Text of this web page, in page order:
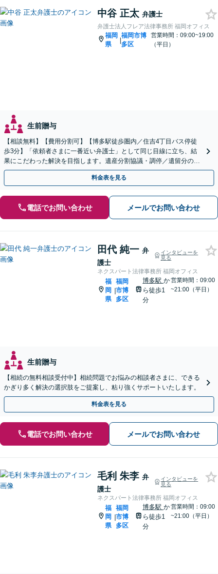
中谷 正太 弁護士
弁護士法人フレア法律事務所 福岡オフィス
福岡
県
|
福岡市博
多区
営業時間：09:00~19:00
（平日）
生前贈与
【相談無料】【費用分割可】【博多駅徒歩圏内／住吉4丁目バス停徒
歩3分】「依頼者さまに一番近い弁護士」として同じ目線に立ち、結
果にこだわった解決を目指します。遺産分割協議・調停／遺留分の侵
害／遺言書の作成／遺産の調査など
料金表を見る
電話でお問い合わせ メールでお問い合わせ
田代 純一 弁
護士
インタビューを
見る
ネクスパート法律事務所 福岡オフィス
福
岡
県
|
福岡
市博
多区
博多駅 か
ら徒歩1
分
営業時間：09:00
~21:00（平日）
生前贈与
【相続の無料相談受付中】相続問題でお悩みの相談者さまに、できる
かぎり多く解決の選択肢をご提案し、粘り強くサポートいたします。
料金表を見る
電話でお問い合わせ メールでお問い合わせ
毛利 朱李 弁
護士
インタビューを
見る
ネクスパート法律事務所 福岡オフィス
福
岡
県
|
福岡
市博
多区
博多駅 か
ら徒歩1
分
営業時間：09:00
~21:00（平日）